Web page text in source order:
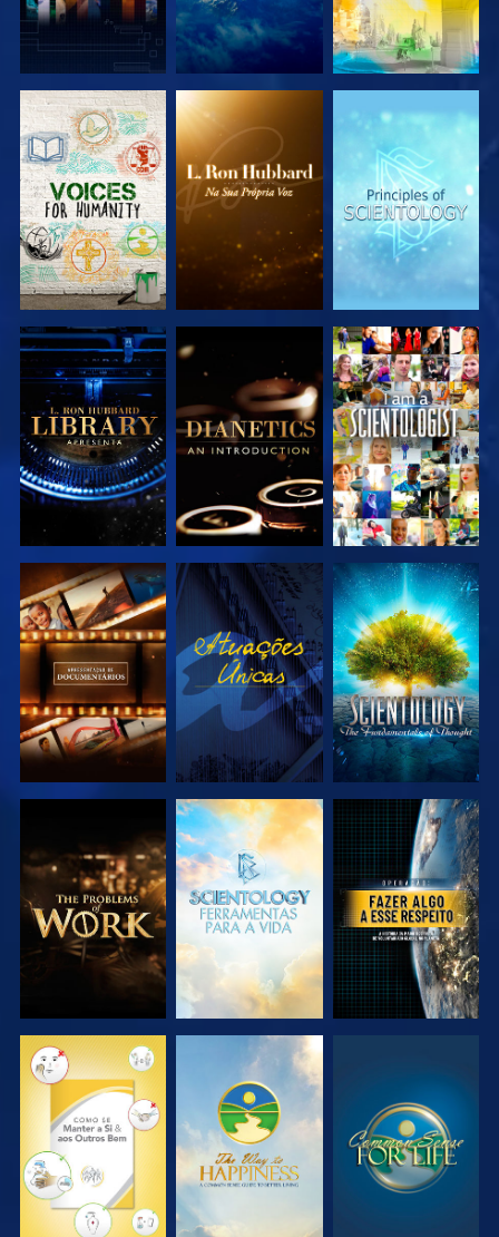
EXPLORAR A
SÉRIE
EXPLORAR A
SÉRIE
EXPLORAR A
SÉRIE
EXPLORAR A
SÉRIE
EXPLORAR A
SÉRIE
VER
EXPLORAR A
SÉRIE
VER
EXPLORAR A
SÉRIE
EXPLORAR A
SÉRIE
EXPLORAR A
SÉRIE
VER
VER VER VER